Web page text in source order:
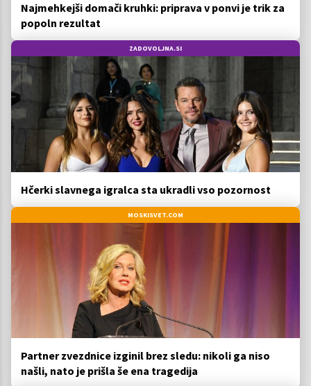
Najmehkejši domači kruhki: priprava v ponvi je trik za
popoln rezultat
ZADOVOLJNA.SI
Hčerki slavnega igralca sta ukradli vso pozornost
MOSKISVET.COM
Partner zvezdnice izginil brez sledu: nikoli ga niso
našli, nato je prišla še ena tragedija